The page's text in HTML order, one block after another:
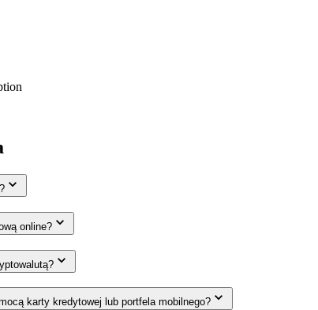
online?
karty kredytowej lub portfela mobilnego?